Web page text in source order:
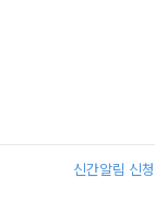
신간알림 신청